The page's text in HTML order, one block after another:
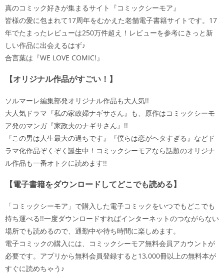
真のコミック好きが集まるサイト『コミックシーモア』
皆様の愛に包まれて17周年をむかえた老舗電子書籍サイトです。17
年でたまったレビューは250万件超え！レビューを参考にきっと新
しい作品に出会えるはず♪
合言葉は『WE LOVE COMIC!』
【オリジナル作品がすごい！】
ソルマーレ編集部発オリジナル作品も大人気!!
大人気ドラマ『私の家政婦ナギサさん』も、原作はコミックシーモ
ア発のマンガ『家政夫のナギサさん』!!
『この男は人生最大の過ちです』『僕らは恋がヘタすぎる』などド
ラマ化作品ぞくぞく誕生中！コミックシーモアなら話題のオリジナ
ル作品も一番オトクに読めます!!
【電子書籍をダウンロードしてどこでも読める】
「コミックシーモア」で購入した電子コミックをいつでもどこでも
持ち運べる!!一度ダウンロードすればインターネットのつながらない
場所でも読めるので、通勤中や待ち時間に楽しめます。
電子コミックの購入には、コミックシーモア無料会員アカウントが
必要です。アプリから無料会員登録すると13,000冊以上の無料本が
すぐに読めちゃう♪